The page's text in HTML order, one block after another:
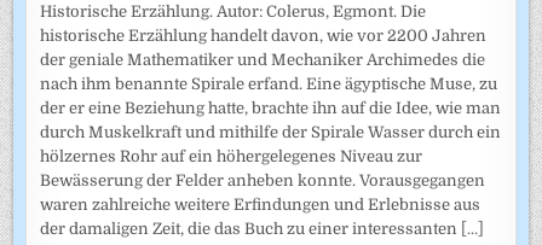
Historische Erzählung. Autor: Colerus, Egmont. Die
historische Erzählung handelt davon, wie vor 2200 Jahren
der geniale Mathematiker und Mechaniker Archimedes die
nach ihm benannte Spirale erfand. Eine ägyptische Muse, zu
der er eine Beziehung hatte, brachte ihn auf die Idee, wie man
durch Muskelkraft und mithilfe der Spirale Wasser durch ein
hölzernes Rohr auf ein höhergelegenes Niveau zur
Bewässerung der Felder anheben konnte. Vorausgegangen
waren zahlreiche weitere Erfindungen und Erlebnisse aus
der damaligen Zeit, die das Buch zu einer interessanten [...]